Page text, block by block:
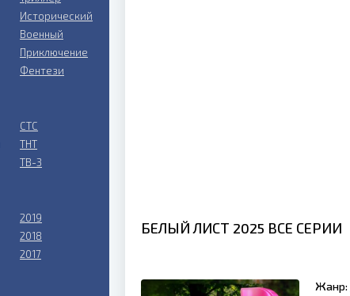
БЕЛЫЙ ЛИСТ 2025 ВСЕ СЕРИИ
Жанр:
Исторический
Военный
Приключение
Фентези
СТС
ТНТ
ТВ-3
2019
2018
2017